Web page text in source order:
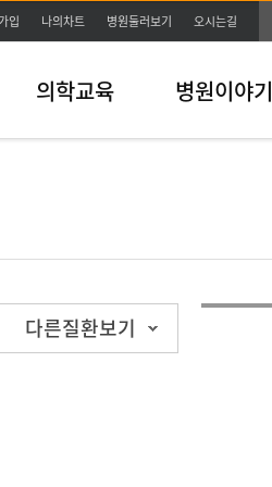
입 나의차트 병원둘러보기 오시는길
의학교육 병원이야기
다른질환보기